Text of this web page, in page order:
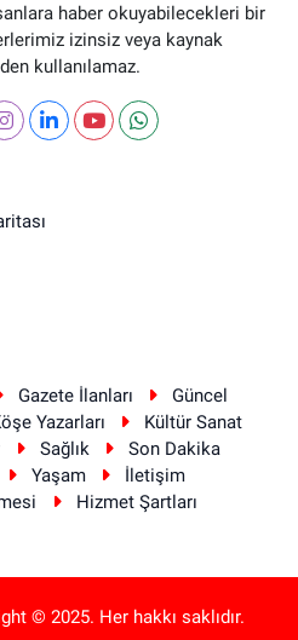
haber okuyabilecekleri bir
izinsiz veya kaynak
kullanılamaz.
Gazete İlanları
Güncel
Yazarları
Kültür Sanat
Sağlık
Son Dakika
Yaşam
İletişim
Hizmet Şartları
© 2025. Her hakkı saklıdır.